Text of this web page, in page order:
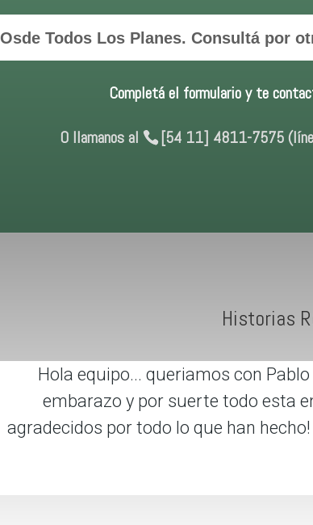
Osde Todos Los Planes. Consultá por
Completá el formulario y te
O llamanos al [54 11] 4811-7575
Historias
Hola equipo... queriamos con
embarazo y por suerte todo esta
agradecidos por todo lo que han